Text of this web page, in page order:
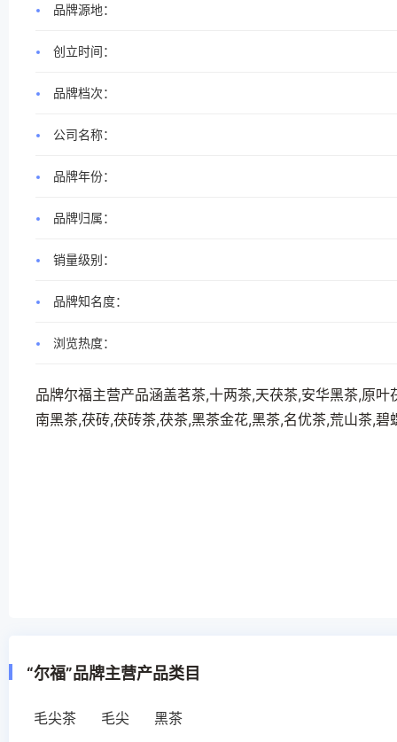
品牌源地：
创立时间：
品牌档次：
公司名称：
品牌年份：
品牌归属：
销量级别：
品牌知名度：
浏览热度：
品牌尔福主营产品涵盖茗茶,十两茶,天茯茶,安华黑茶,原
南黑茶,茯砖,茯砖茶,茯茶,黑茶金花,黑茶,名优茶,荒山茶,碧
“尔福”品牌主营产品类目
毛尖茶 毛尖 黑茶